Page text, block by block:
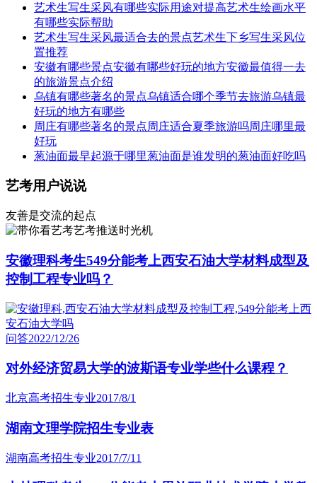
艺术生写生采风有哪些实际用途对提高艺术生绘画水平
有哪些实际帮助
艺术生写生采风最适合去的景点艺术生下乡写生采风位
置推荐
安徽有哪些景点安徽有哪些好玩的地方安徽最值得一去
的旅游景点介绍
乌镇有哪些著名的景点乌镇适合哪个季节去旅游乌镇最
好玩的地方有哪些
周庄有哪些著名的景点周庄适合夏季旅游吗周庄哪里最
好玩
葱油面最早起源于哪里葱油面是谁发明的葱油面好吃吗
艺考用户说说
友善是交流的起点
艺考推送时光机
安徽理科考生549分能考上西安石油大学材料成型及
控制工程专业吗？
问答2022/12/26
对外经济贸易大学的波斯语专业学些什么课程？
北京高考招生专业2017/8/1
湖南文理学院招生专业表
湖南高考招生专业2017/7/11